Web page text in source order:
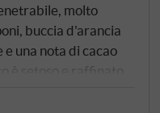
molto
buccia d'arancia
e una nota di cacao
è setoso e raffinato,
matura in rapida